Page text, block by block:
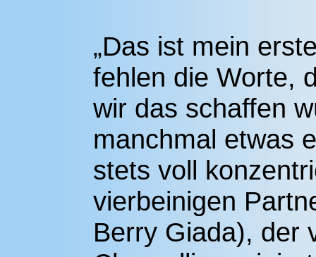
„Das ist mein
fehlen die Worte,
wir das schaffen
manchmal etwas
stets voll
vierbeinigen
Berry Giada), der